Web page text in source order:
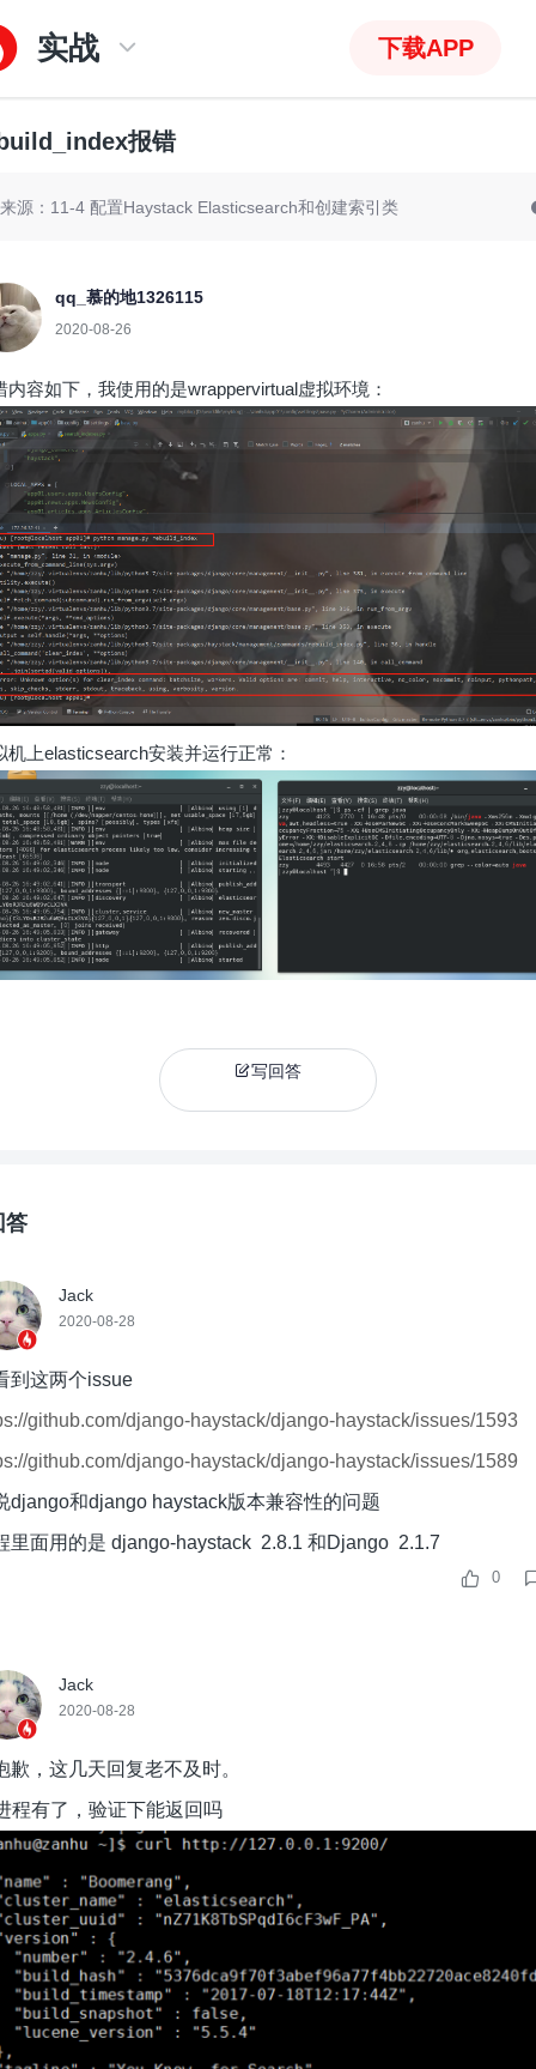
实战 下载APP
报错
来源：11-4 配置Haystack Elasticsearch和创建索引类
qq_慕的地1326115
2020-08-26
内容如下，我使用的是wrappervirtual虚拟环境：
机上elasticsearch安装并运行正常：
写回答
答
Jack
2020-08-28
到这两个issue
github.com/django-haystack/django-haystack/issues/1593
github.com/django-haystack/django-haystack/issues/1589
django和django haystack版本兼容性的问题
里面用的是 django-haystack 2.8.1 和Django 2.1.7
0
Jack
2020-08-28
歉，这几天回复老不及时。
程有了，验证下能返回吗